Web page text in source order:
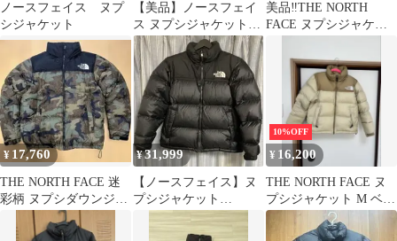
ノースフェイス ヌプ
シジャケット
【美品】ノースフェイ
ス ヌプシジャケット
XL 黒 2023年モデル 国
内正規品
美品‼️THE NORTH
FACE ヌプシジャケッ
¥ 17,760
THE NORTH FACE 迷
彩柄 ヌプシダウンジャ
ケット【定価￥39,600
¥31,999
【ノースフェイス】ヌ
プシジャケット
ND92555(2025年モデ
ル)【値下不可】
10%OFF
¥ 16,200
THE NORTH FACE ヌ
プシジャケット M ベー
ジュ